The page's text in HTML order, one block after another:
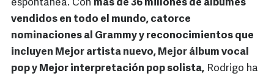
espontánea. Con más de 36 millones de álbumes
vendidos en todo el mundo, catorce
nominaciones al Grammy y reconocimientos que
incluyen Mejor artista nuevo, Mejor álbum vocal
pop y Mejor interpretación pop solista, Rodrigo ha